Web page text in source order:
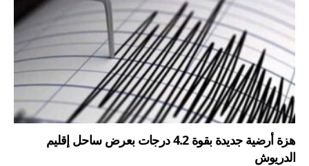
هزة أرضية جديدة بقوة 4.2 درجات بعرض ساحل إقليم
الدريوش